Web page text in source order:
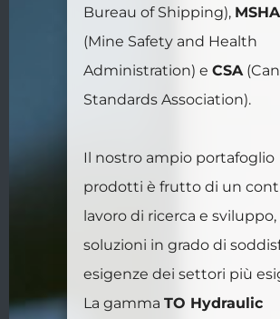
Bureau of Shipping), MSHA
(Mine Safety and Health
Administration) e CSA
Standards Association).
Il nostro ampio portafoglio
prodotti è frutto di un
lavoro di ricerca e sviluppo,
soluzioni in grado di
esigenze dei settori più
La gamma TO Hydraulic